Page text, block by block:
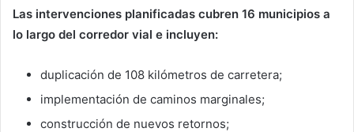
Las intervenciones planificadas cubren 16 municipios a
lo largo del corredor vial e incluyen:
duplicación de 108 kilómetros de carretera;
implementación de caminos marginales;
construcción de nuevos retornos;